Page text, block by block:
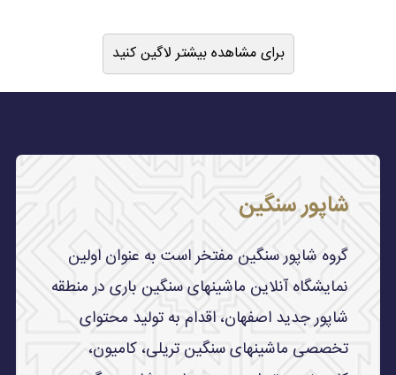
برای مشاهده بیشتر لاگین کنید
شاپور سنگین
گروه شاپور سنگین مفتخر است به عنوان اولین
نمایشگاه آنلاین ماشینهای سنگین باری در منطقه
شاپور جدید اصفهان، اقدام به تولید محتوای
تخصصی ماشینهای سنگین تریلی، کامیون،